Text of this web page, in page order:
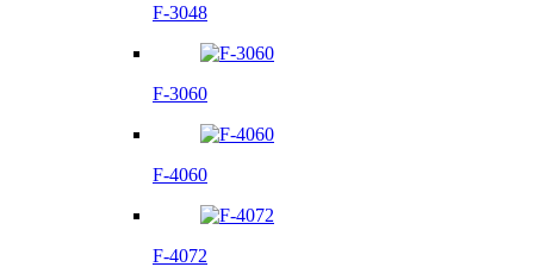
F-3048
F-3060
F-4060
F-4072